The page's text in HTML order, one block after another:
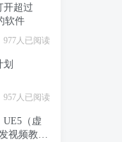
开超过
软件
977人已阅读
957人已阅读
UE5（虚
视频教